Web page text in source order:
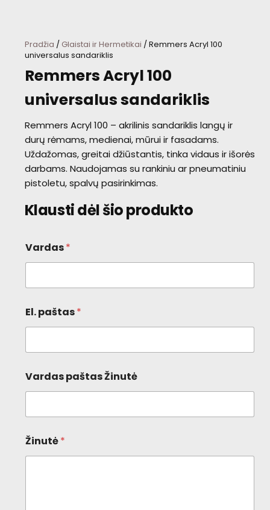
Pradžia / Glaistai ir Hermetikai / Remmers Acryl 100
universalus sandariklis
Remmers Acryl 100
universalus sandariklis
Remmers Acryl 100 – akrilinis sandariklis langų ir
durų rėmams, medienai, mūrui ir fasadams.
Uždažomas, greitai džiūstantis, tinka vidaus ir išorės
darbams. Naudojamas su rankiniu ar pneumatiniu
pistoletu, spalvų pasirinkimas.
Klausti dėl šio produkto
Vardas*
El. paštas*
Vardas paštas Žinutė
Žinutė*